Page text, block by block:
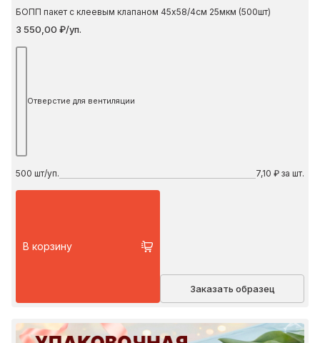
БОПП пакет с клеевым клапаном 45х58/4см 25мкм (500шт)
3 550,00 ₽/уп.
Отверстие для вентиляции
500 шт/уп. 7,10 ₽ за шт.
В корзину
Заказать образец